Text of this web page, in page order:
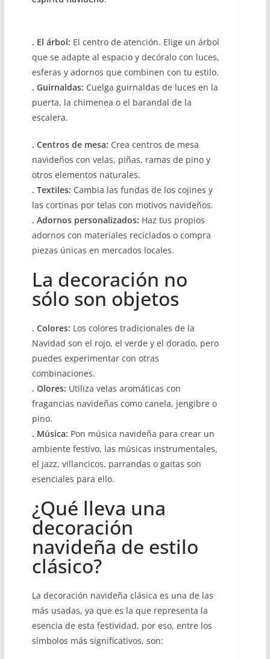
. El árbol: El centro de atención. Elige un árbol
que se adapte al espacio y decóralo con luces,
esferas y adornos que combinen con tu estilo.
. Guirnaldas: Cuelga guirnaldas de luces en la
puerta, la chimenea o el barandal de la
escalera.
. Centros de mesa: Crea centros de mesa
navideños con velas, piñas, ramas de pino y
otros elementos naturales.
. Textiles: Cambia las fundas de los cojines y
las cortinas por telas con motivos navideños.
. Adornos personalizados: Haz tus propios
adornos con materiales reciclados o compra
piezas únicas en mercados locales.
La decoración no
sólo son objetos
. Colores: Los colores tradicionales de la
Navidad son el rojo, el verde y el dorado, pero
puedes experimentar con otras
combinaciones.
. Olores: Utiliza velas aromáticas con
fragancias navideñas como canela, jengibre o
pino.
. Música: Pon música navideña para crear un
ambiente festivo, las músicas instrumentales,
el jazz, villancicos, parrandas o gaitas son
esenciales para ello.
¿Qué lleva una
decoración
navideña de estilo
clásico?
La decoración navideña clásica es una de las
más usadas, ya que es la que representa la
esencia de esta festividad, por eso, entre los
símbolos más significativos, son: